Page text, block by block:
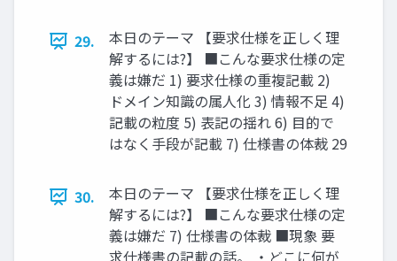
29.
本日のテーマ 【要求仕様を正しく理
解するには?】 ■こんな要求仕様の定
義は嫌だ 1) 要求仕様の重複記載 2)
ドメイン知識の属人化 3) 情報不足 4)
記載の粒度 5) 表記の揺れ 6) 目的で
はなく手段が記載 7) 仕様書の体裁 29
30.
本日のテーマ 【要求仕様を正しく理
解するには?】 ■こんな要求仕様の定
義は嫌だ 7) 仕様書の体裁 ■現象 要
求仕様書の記載の話。 ・どこに何が